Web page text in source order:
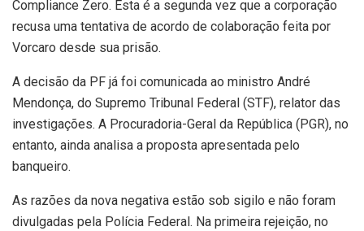
Compliance Zero. Esta é a segunda vez que a corporação
recusa uma tentativa de acordo de colaboração feita por
Vorcaro desde sua prisão.
A decisão da PF já foi comunicada ao ministro André
Mendonça, do Supremo Tribunal Federal (STF), relator das
investigações. A Procuradoria-Geral da República (PGR), no
entanto, ainda analisa a proposta apresentada pelo
banqueiro.
As razões da nova negativa estão sob sigilo e não foram
divulgadas pela Polícia Federal. Na primeira rejeição, no